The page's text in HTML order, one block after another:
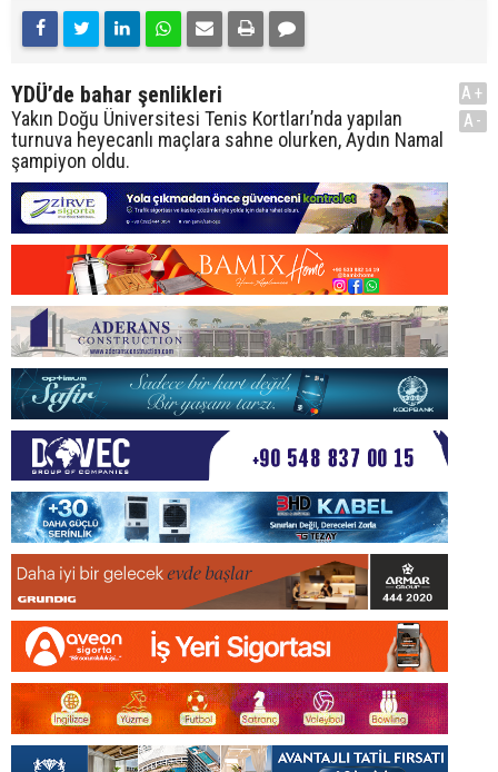
YDÜ’de bahar şenlikleri
Yakın Doğu Üniversitesi Tenis Kortları’nda yapılan
turnuva heyecanlı maçlara sahne olurken, Aydın Namal
şampiyon oldu.
A+
A-